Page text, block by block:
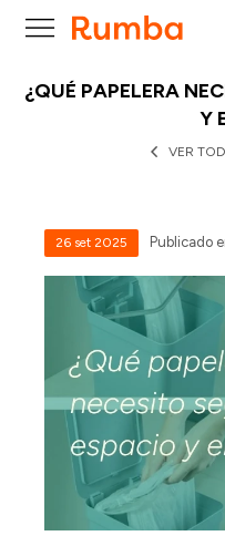

¿QUÉ PAPELERA
Y
VER
26 set 2025 Publicado